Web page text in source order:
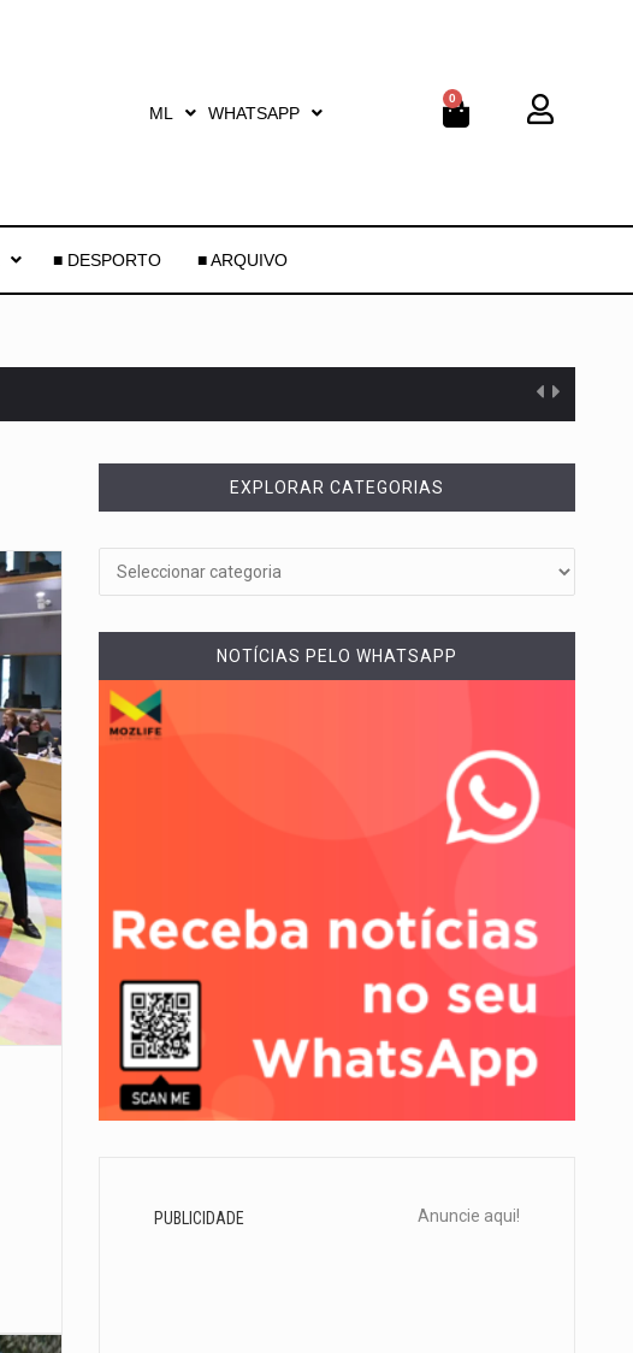
ML WHATSAPP
0
■ DESPORTO ■ ARQUIVO
EXPLORAR CATEGORIAS
NOTÍCIAS PELO WHATSAPP
PUBLICIDADE Anuncie aqui!